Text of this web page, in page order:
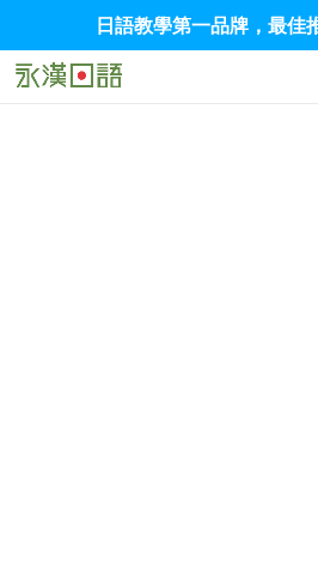
日語教學第一品牌，最佳